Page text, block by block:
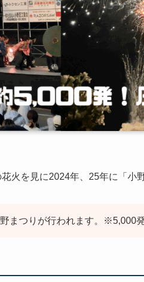
火を見に2024年、25年に「小
まつりが行われます。※5,000